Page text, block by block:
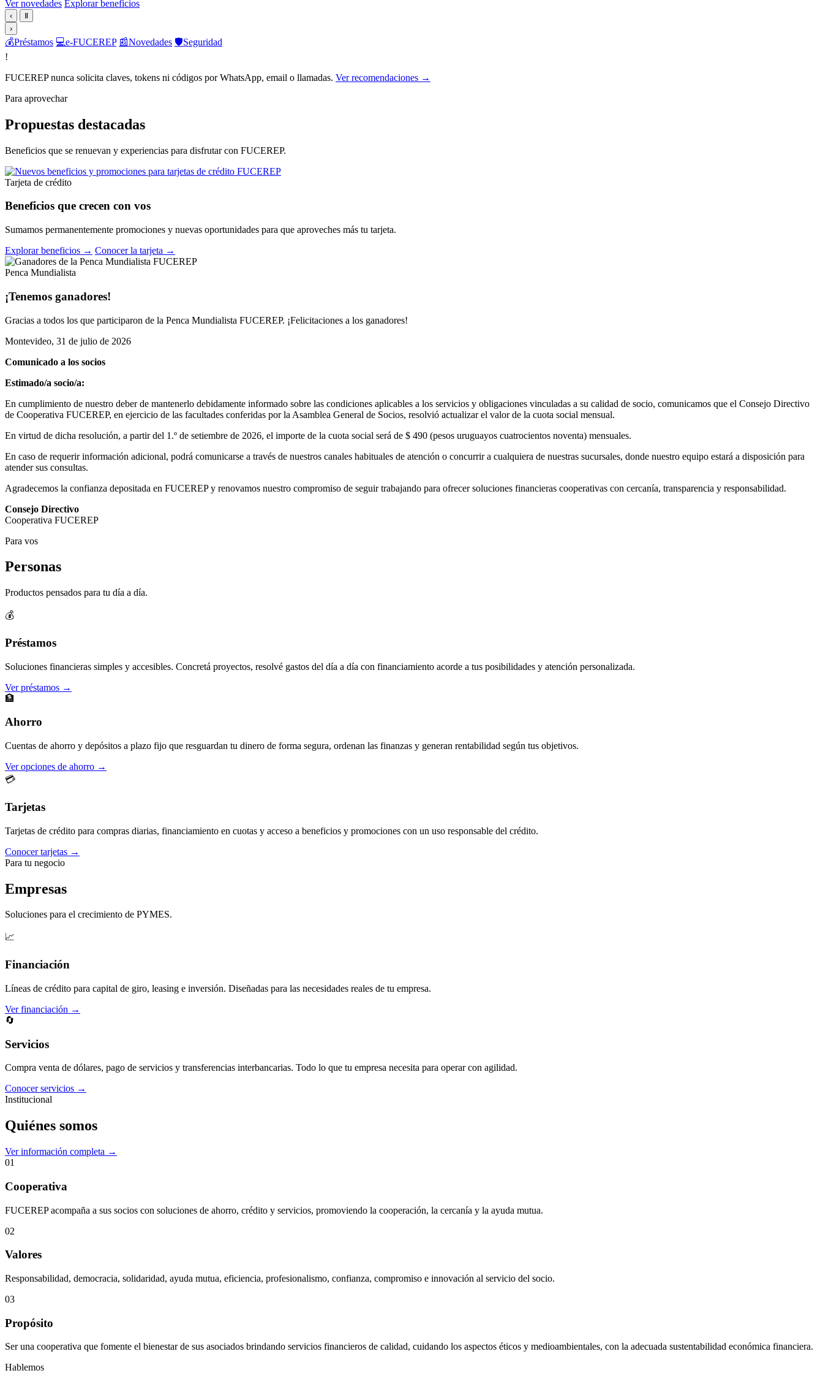
Ver novedades Explorar beneficios
‹
Ⅱ
›
💰Préstamos 💻e-FUCEREP 📰Novedades 🛡️Seguridad
!
FUCEREP nunca solicita claves, tokens ni códigos por WhatsApp, email o llamadas. Ver recomendaciones →
Para aprovechar
Propuestas destacadas
Beneficios que se renuevan y experiencias para disfrutar con FUCEREP.
Tarjeta de crédito
Beneficios que crecen con vos
Sumamos permanentemente promociones y nuevas oportunidades para que aproveches más tu tarjeta.
Explorar beneficios → Conocer la tarjeta →
Penca Mundialista
¡Tenemos ganadores!
Gracias a todos los que participaron de la Penca Mundialista FUCEREP. ¡Felicitaciones a los ganadores!
Montevideo, 31 de julio de 2026
Comunicado a los socios
Estimado/a socio/a:
En cumplimiento de nuestro deber de mantenerlo debidamente informado sobre las condiciones aplicables a los servicios y obligaciones vinculadas a su calidad de socio, comunicamos que el Consejo Directivo
de Cooperativa FUCEREP, en ejercicio de las facultades conferidas por la Asamblea General de Socios, resolvió actualizar el valor de la cuota social mensual.
En virtud de dicha resolución, a partir del 1.º de setiembre de 2026, el importe de la cuota social será de $ 490 (pesos uruguayos cuatrocientos noventa) mensuales.
En caso de requerir información adicional, podrá comunicarse a través de nuestros canales habituales de atención o concurrir a cualquiera de nuestras sucursales, donde nuestro equipo estará a disposición para
atender sus consultas.
Agradecemos la confianza depositada en FUCEREP y renovamos nuestro compromiso de seguir trabajando para ofrecer soluciones financieras cooperativas con cercanía, transparencia y responsabilidad.
Consejo Directivo
Cooperativa FUCEREP
Para vos
Personas
Productos pensados para tu día a día.
💰
Préstamos
Soluciones financieras simples y accesibles. Concretá proyectos, resolvé gastos del día a día con financiamiento acorde a tus posibilidades y atención personalizada.
Ver préstamos →
🏦
Ahorro
Cuentas de ahorro y depósitos a plazo fijo que resguardan tu dinero de forma segura, ordenan las finanzas y generan rentabilidad según tus objetivos.
Ver opciones de ahorro →
💳
Tarjetas
Tarjetas de crédito para compras diarias, financiamiento en cuotas y acceso a beneficios y promociones con un uso responsable del crédito.
Conocer tarjetas →
Para tu negocio
Empresas
Soluciones para el crecimiento de PYMES.
📈
Financiación
Líneas de crédito para capital de giro, leasing e inversión. Diseñadas para las necesidades reales de tu empresa.
Ver financiación →
🔄
Servicios
Compra venta de dólares, pago de servicios y transferencias interbancarias. Todo lo que tu empresa necesita para operar con agilidad.
Conocer servicios →
Institucional
Quiénes somos
Ver información completa →
01
Cooperativa
FUCEREP acompaña a sus socios con soluciones de ahorro, crédito y servicios, promoviendo la cooperación, la cercanía y la ayuda mutua.
02
Valores
Responsabilidad, democracia, solidaridad, ayuda mutua, eficiencia, profesionalismo, confianza, compromiso e innovación al servicio del socio.
03
Propósito
Ser una cooperativa que fomente el bienestar de sus asociados brindando servicios financieros de calidad, cuidando los aspectos éticos y medioambientales, con la adecuada sustentabilidad económica financiera.
Hablemos